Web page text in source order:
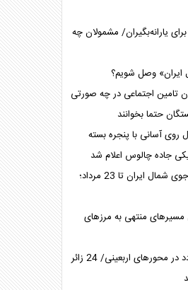
یارانه‌بگیران/ مشمولان چه
ایران» وصل شویم؟
تامین اجتماعی در چه صورتی
حتما بخوانند
روی آسانی با پنجره بسته
جاده چالوس اعلام شد
پیش‌بینی وضعیت جوی شمال ایران تا 23 مرداد‌؛
مسیرهای منتهی به مرزهای
‌‌ثبت 67 میلیون تردد در محورهای اربعینی/ 24 زائر